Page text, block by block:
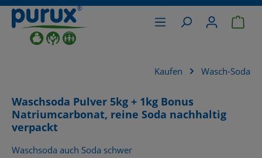
springen
Kaufen Wasch-Soda
Waschsoda Pulver 5kg + 1kg Bonus
Natriumcarbonat, reine Soda nachhaltig
verpackt
Waschsoda auch Soda schwer